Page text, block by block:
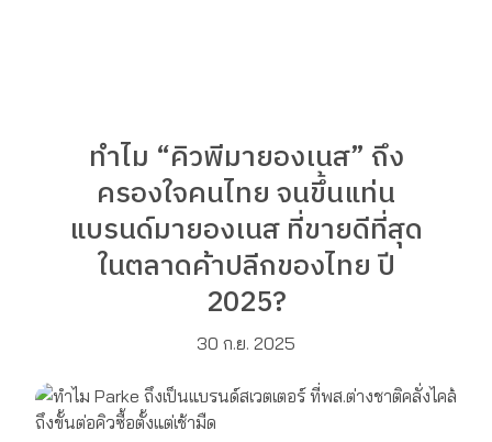
ทำไม “คิวพีมายองเนส” ถึง
ครองใจคนไทย จนขึ้นแท่น
แบรนด์มายองเนส ที่ขายดีที่สุด
ในตลาดค้าปลีกของไทย ปี
2025?
30 ก.ย. 2025